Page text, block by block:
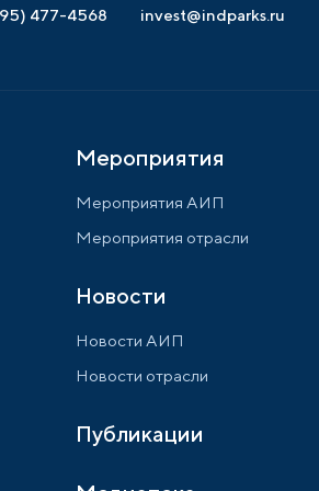
477-4568 invest@indparks.ru
Мероприятия
Мероприятия АИП
Мероприятия отрасли
Новости
Новости АИП
Новости отрасли
Публикации